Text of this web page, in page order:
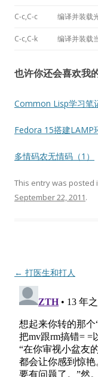
C-c,C-c 编译并装载
C-c,C-k 编译并装载
也许你还会喜欢我
Common Lisp学习笔
Fedora 15搭建LAMP
多情码农无情码（1）
This entry was posted
September 22, 2011.
Post
navigation
← 打医生和打人